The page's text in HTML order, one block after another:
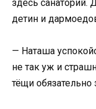
здесь санаторий.
детин и
— Наташа
не так уж и
тёщи